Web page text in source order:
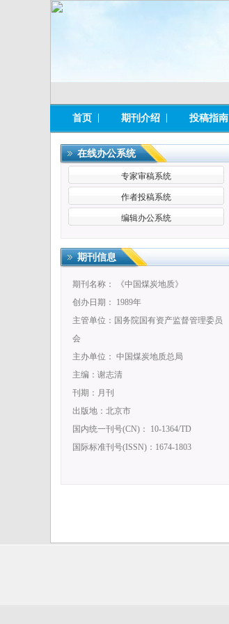
首页 期刊介绍 投稿指南
在线办公系统
专家审稿系统
作者投稿系统
编辑办公系统
期刊信息
期刊名称： 《中国煤炭地质》
创办日期： 1989年
主管单位：国务院国有资产监督管理委员
会
主办单位： 中国煤炭地质总局
主编：谢志清
刊期：月刊
出版地：北京市
国内统一刊号(CN)： 10-1364/TD
国际标准刊号(ISSN)：1674-1803